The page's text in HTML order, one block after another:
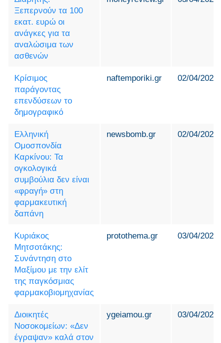
Ξεπερνούν τα 100
εκατ. ευρώ οι
ανάγκες για τα
αναλώσιμα των
ασθενών
Κρίσιμος
παράγοντας
επενδύσεων το
δημογραφικό
naftemporiki.gr 02/04/2024
Ελληνική
Ομοσπονδία
Καρκίνου: Τα
ογκολογικά
συμβούλια δεν είναι
«φραγή» στη
φαρμακευτική
δαπάνη
newsbomb.gr 02/04/2024
Κυριάκος
Μητσοτάκης:
Συνάντηση στο
Μαξίμου με την ελίτ
της παγκόσμιας
φαρμακοβιομηχανίας
protothema.gr 03/04/2024
Διοικητές
Νοσοκομείων: «Δεν
έγραψαν» καλά στον
ygeiamou.gr 03/04/2024